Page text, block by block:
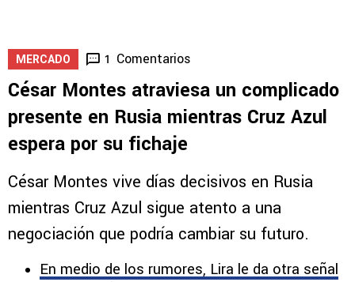
MERCADO 1 Comentarios
César Montes atraviesa un complicado
presente en Rusia mientras Cruz Azul
espera por su fichaje
César Montes vive días decisivos en Rusia
mientras Cruz Azul sigue atento a una
negociación que podría cambiar su futuro.
En medio de los rumores, Lira le da otra señal